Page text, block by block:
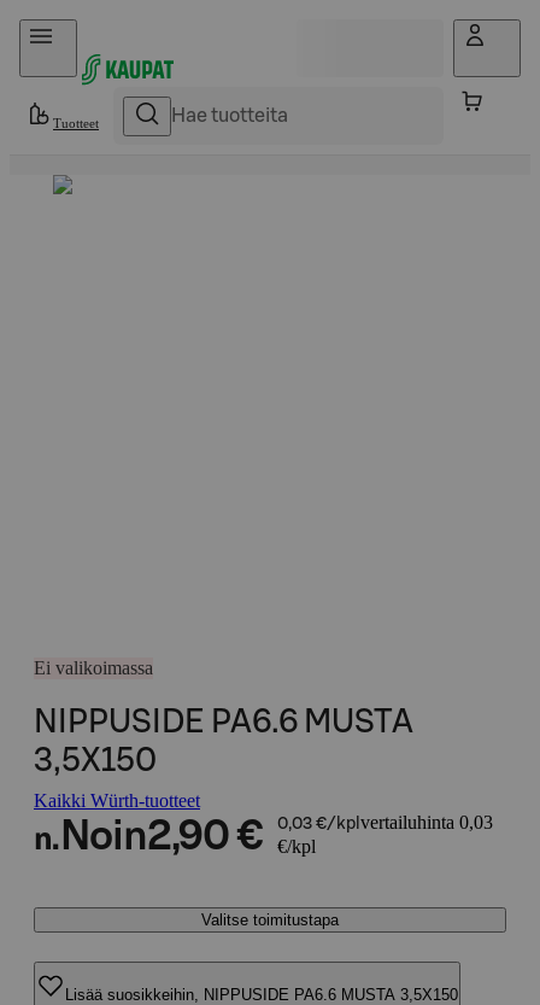
Hyppää sisältöön
Tuotteet
Ei valikoimassa
NIPPUSIDE PA6.6 MUSTA
3,5X150
Kaikki Würth-tuotteet
n. Noin2,90 € 0,03 €/kpl vertailuhinta 0,03
€/kpl
Valitse toimitustapa
Lisää suosikkeihin, NIPPUSIDE PA6.6 MUSTA 3,5X150